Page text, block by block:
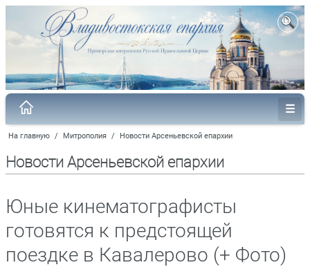
На главную / Митрополия / Новости Арсеньевской епархии
Новости Арсеньевской епархии
Юные кинематографисты
готовятся к предстоящей
поездке в Кавалерово (+ Фото)